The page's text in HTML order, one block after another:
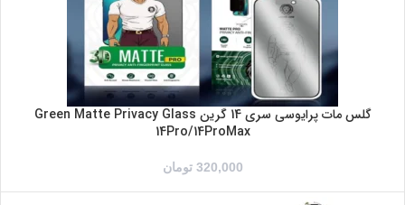
گلس مات پرایوسی سری 14 گرین Green Matte Privacy Glass
14Pro/14ProMax
320,000 تومان